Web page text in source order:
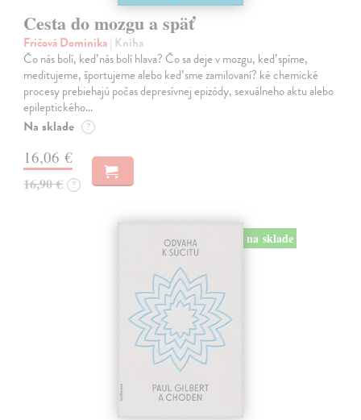
Cesta do mozgu a späť
Fričová Dominika| Kniha
Čo nás bolí, keď nás bolí hlava? Čo sa deje v mozgu, keď spíme,
meditujeme, športujeme alebo keď sme zamilovaní? ké chemické
procesy prebiehajú počas depresívnej epizódy, sexuálneho aktu alebo
epileptického…
Na sklade ?
16,06 €
16,90 € ?
na sklade